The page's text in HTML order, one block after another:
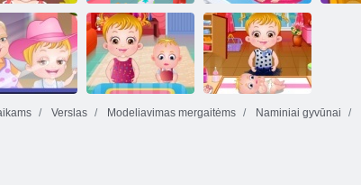
Fun time
Kūdikių Šviesiai
ruda Auksinės
žuvelės
Kūdikių Šviesiai
ruda Vasaros
Pramogos
Verslas Modeliavimas mergaitėms Naminiai gyvūnai